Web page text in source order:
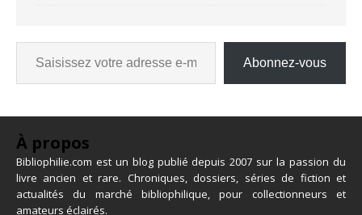
Abonnez-vous
À propos
Bibliophilie.com est un blog publié depuis 2007 sur la passion du
livre ancien et rare. Chroniques, dossiers, séries de fiction et
actualités du marché bibliophilique, pour collectionneurs et
amateurs éclairés.